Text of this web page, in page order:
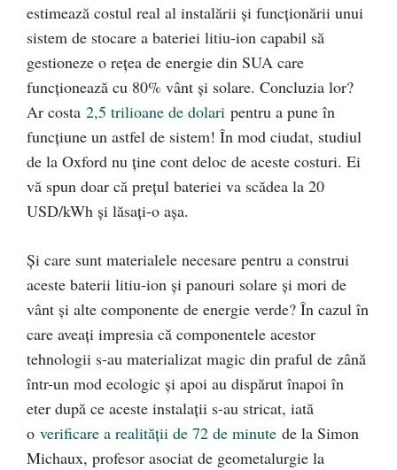
estimează costul real al instalării și funcționării unui
sistem de stocare a bateriei litiu-ion capabil să
gestioneze o rețea de energie din SUA care
funcționează cu 80% vânt și solare. Concluzia lor?
Ar costa 2,5 trilioane de dolari pentru a pune în
funcțiune un astfel de sistem! În mod ciudat, studiul
de la Oxford nu ține cont deloc de aceste costuri. Ei
vă spun doar că prețul bateriei va scădea la 20
USD/kWh și lăsați-o așa.
Și care sunt materialele necesare pentru a construi
aceste baterii litiu-ion și panouri solare și mori de
vânt și alte componente de energie verde? În cazul în
care aveați impresia că componentele acestor
tehnologii s-au materializat magic din praful de zână
într-un mod ecologic și apoi au dispărut înapoi în
eter după ce aceste instalații s-au stricat, iată
o verificare a realității de 72 de minute de la Simon
Michaux, profesor asociat de geometalurgie la